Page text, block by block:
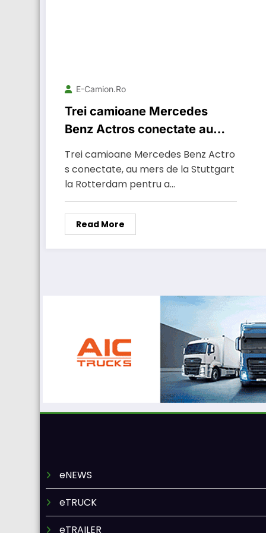
E-Camion.ro
Trei camioane Mercedes
Benz Actros conectate au
mers de la Stuttgart la
Rotterdam
Trei camioane Mercedes Benz Actro
s conectate, au mers de la Stuttgart
la Rotterdam pentru a…
Read More
eNEWS
eTRUCK
eTRAILER